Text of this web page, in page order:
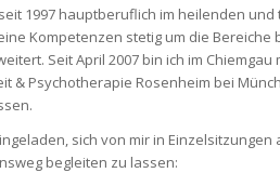
1997 hauptberuflich im heilenden
Kompetenzen stetig um die Bereiche
Seit April 2007 bin ich im
& Psychotherapie Rosenheim bei
sich von mir in
begleiten zu lassen: